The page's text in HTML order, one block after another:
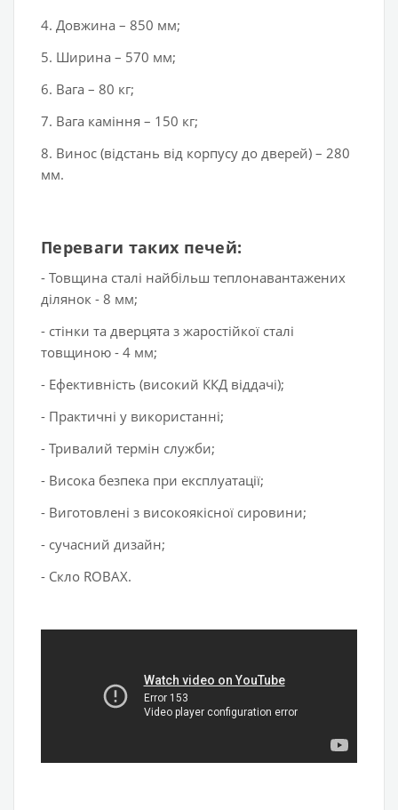
4. Довжина – 850 мм;
5. Ширина – 570 мм;
6. Вага – 80 кг;
7. Вага каміння – 150 кг;
8. Винос (відстань від корпусу до дверей) – 280
мм.
Переваги таких печей:
- Товщина сталі найбільш теплонавантажених
ділянок - 8 мм;
- стінки та дверцята з жаростійкої сталі
товщиною - 4 мм;
- Ефективність (високий ККД віддачі);
- Практичні у використанні;
- Тривалий термін служби;
- Висока безпека при експлуатації;
- Виготовлені з високоякісної сировини;
- сучасний дизайн;
- Скло ROBAX.